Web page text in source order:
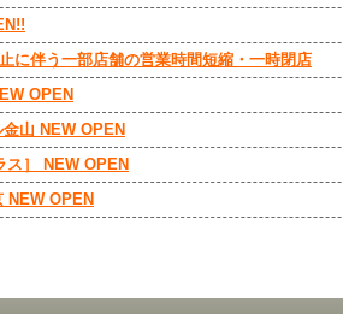
に伴う一部店舗の営業時間短縮・一時閉店
OPEN
山 NEW OPEN
］ NEW OPEN
NEW OPEN